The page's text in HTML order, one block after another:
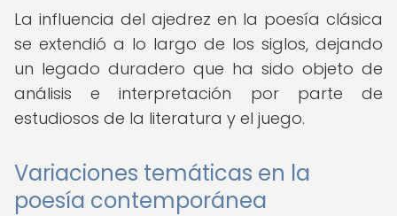
La influencia del ajedrez en la poesía clásica
se extendió a lo largo de los siglos, dejando
un legado duradero que ha sido objeto de
análisis e interpretación por parte de
estudiosos de la literatura y el juego.
Variaciones temáticas en la
poesía contemporánea